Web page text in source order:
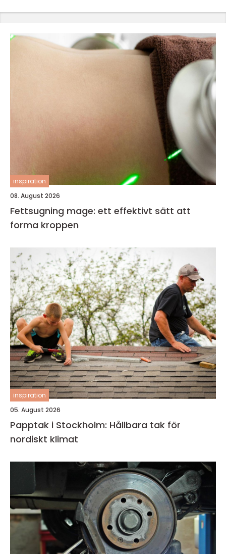
inspiration
08. August 2026
Fettsugning mage: ett effektivt sätt att
forma kroppen
inspiration
05. August 2026
Papptak i Stockholm: Hållbara tak för
nordiskt klimat